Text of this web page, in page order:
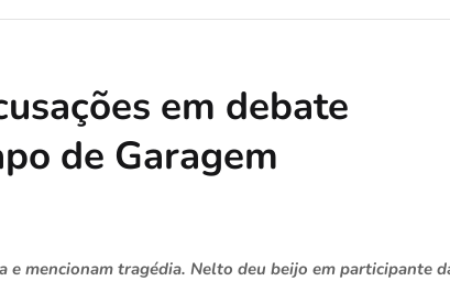
em debate
de Garagem
e mencionam tragédia. Nelto deu beijo em participante